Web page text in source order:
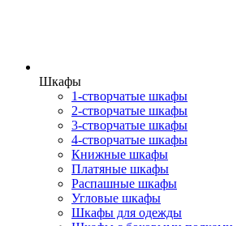
Шкафы
1-створчатые шкафы
2-створчатые шкафы
3-створчатые шкафы
4-створчатые шкафы
Книжные шкафы
Платяные шкафы
Распашные шкафы
Угловые шкафы
Шкафы для одежды